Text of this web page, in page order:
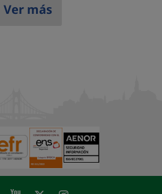
Ver más